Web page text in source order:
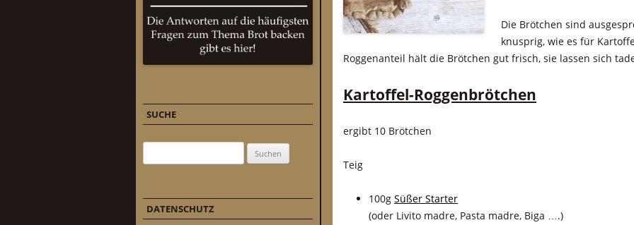
Die Brötchen sind
knusprig, wie es für
Roggenanteil hält die Brötchen gut frisch, sie lassen sich
Kartoffel-Roggenbrötchen
ergibt 10 Brötchen
Teig
100g Süßer Starter
(oder Livito madre, Pasta madre, Biga ….)
SUCHE
DATENSCHUTZ